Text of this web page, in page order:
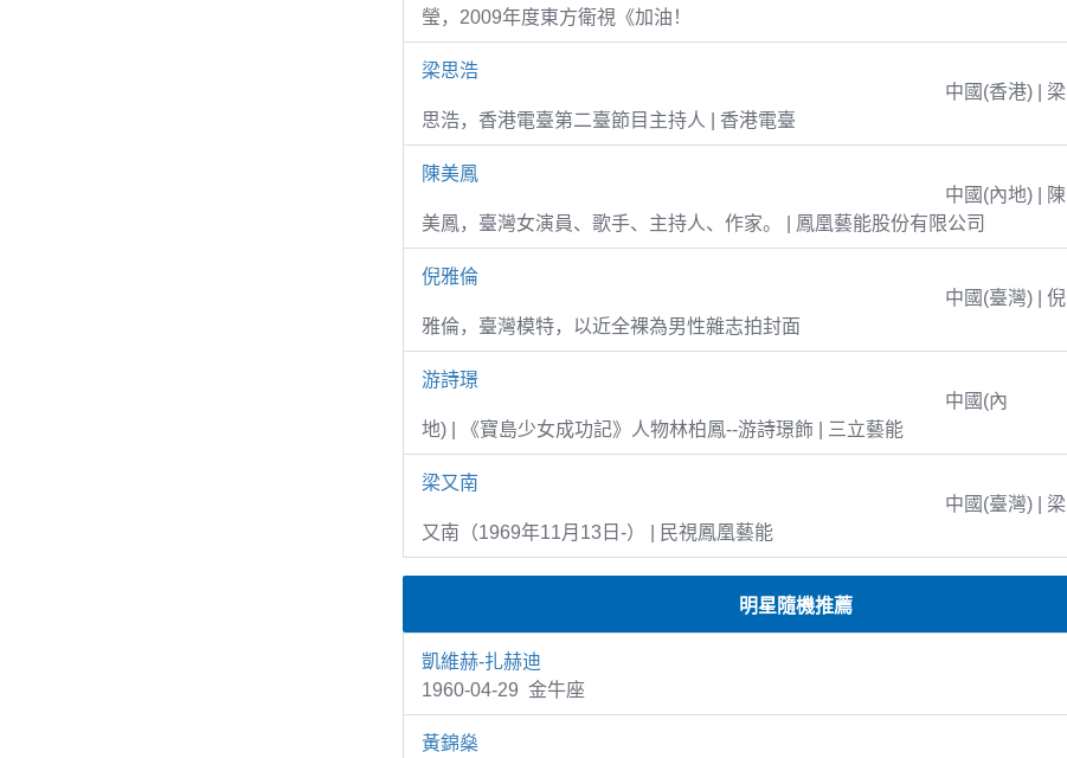
瑩，2009年度東方衛視《加油！
梁思浩
中國(香港) | 梁
思浩，香港電臺第二臺節目主持人 | 香港電臺
陳美鳳
中國(內地) | 陳
美鳳，臺灣女演員、歌手、主持人、作家。 | 鳳凰藝能股份有限公司
倪雅倫
中國(臺灣) | 倪
雅倫，臺灣模特，以近全裸為男性雜志拍封面
游詩璟
中國(內
地) | 《寶島少女成功記》人物林柏鳳--游詩璟飾 | 三立藝能
梁又南
中國(臺灣) | 梁
又南（1969年11月13日-） | 民視鳳凰藝能
明星隨機推薦
凱維赫-扎赫迪
1960-04-29 金牛座
黃錦燊